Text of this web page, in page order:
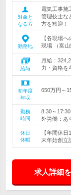
対象と
なる方
電気工事施
管理技士な
方を歓迎！
勤務地
【各現場
現場 （富
給与
月給：
力・資格を
初年度
年収
650万円～
勤務
時間
8:30～
外労働：あ
休日
休暇
【年間休
末年始創立
求人詳細